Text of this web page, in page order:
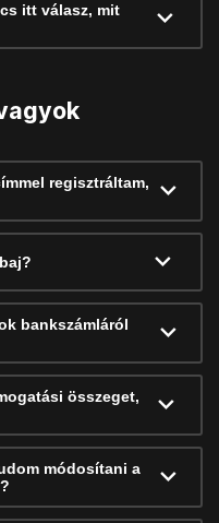
itt válasz, mit
regisztráltam,
bankszámláról
összeget,
módosítani a